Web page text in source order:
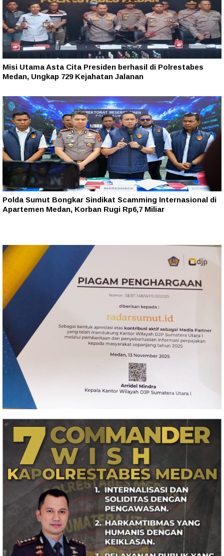
Misi Utama Asta Cita Presiden berhasil di Polrestabes
Medan, Ungkap 729 Kejahatan Jalanan
Polda Sumut Bongkar Sindikat Scamming Internasional di
Apartemen Medan, Korban Rugi Rp6,7 Miliar